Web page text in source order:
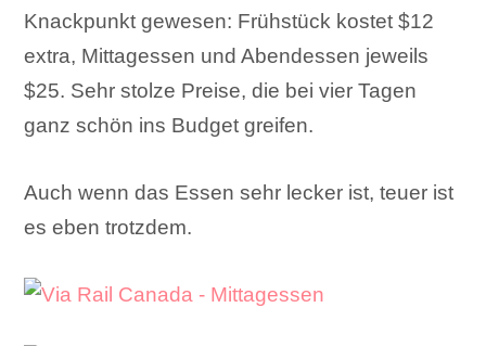
Knackpunkt gewesen: Frühstück kostet $12
extra, Mittagessen und Abendessen jeweils
$25. Sehr stolze Preise, die bei vier Tagen
ganz schön ins Budget greifen.
Auch wenn das Essen sehr lecker ist, teuer ist
es eben trotzdem.